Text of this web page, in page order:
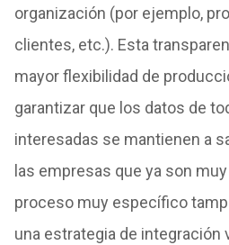
organización (por ejemplo,
clientes, etc.). Esta
mayor flexibilidad de
garantizar que los datos de
interesadas se mantienen a
las empresas que ya son
proceso muy específico
una estrategia de integración